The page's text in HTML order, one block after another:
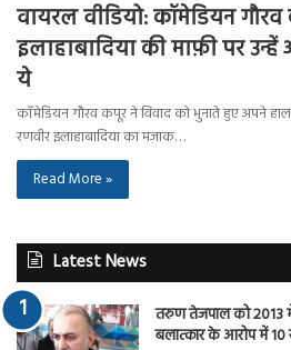
वायरल वीडियो: कॉमेडियन
इलाहाबादिया की माफ़ी पर
ये
कॉमेडियन गौरव कपूर ने विवाद को भुनाते हुए अपने
रणवीर इलाहाबादिया का मज़ाक…
Read More »
Latest News
तरुण तेजपाल को 2013
बलात्कार के आरोप में